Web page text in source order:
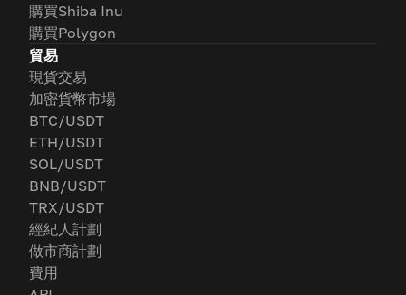
購買Shiba Inu
購買Polygon
貿易
現貨交易
加密貨幣市場
BTC/USDT
ETH/USDT
SOL/USDT
BNB/USDT
TRX/USDT
經紀人計劃
做市商計劃
費用